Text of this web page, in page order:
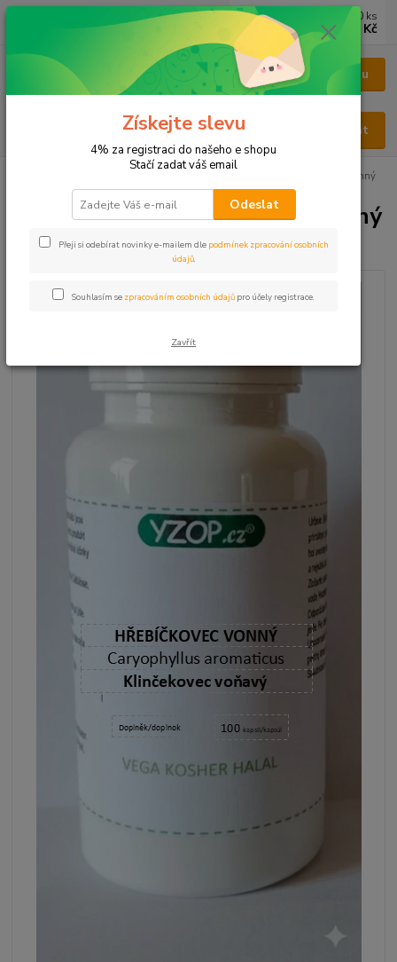
Menu
Hledat
0 ks
0 Kč
Bylinné kapsle Hřebíčkovec vonný
Bylinné kapsle Hřebíčkovec vonný
Novinka
Získejte slevu
4% za registraci do našeho e shopu
Stačí zadat váš email
Odeslat
Přeji si odebírat novinky e-mailem dle podmínek zpracování osobních
údajů.
Souhlasím se zpracováním osobních údajů pro účely registrace.
Zavřít